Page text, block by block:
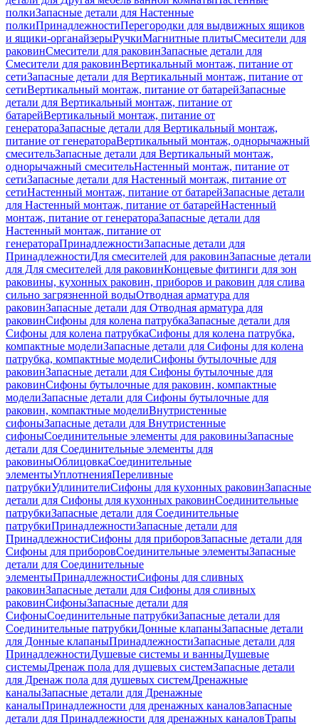
полкиЗапасные детали для Настенные
полкиПринадлежностиПерегородки для выдвижных ящиков
и ящики-органайзерыРучкиМагнитные плитыСмесители для
раковинСмесители для раковинЗапасные детали для
Смесители для раковинВертикальный монтаж, питание от
сетиЗапасные детали для Вертикальный монтаж, питание от
сетиВертикальный монтаж, питание от батарейЗапасные
детали для Вертикальный монтаж, питание от
батарейВертикальный монтаж, питание от
генератораЗапасные детали для Вертикальный монтаж,
питание от генератораВертикальный монтаж, однорычажный
смесительЗапасные детали для Вертикальный монтаж,
однорычажный смесительНастенный монтаж, питание от
сетиЗапасные детали для Настенный монтаж, питание от
сетиНастенный монтаж, питание от батарейЗапасные детали
для Настенный монтаж, питание от батарейНастенный
монтаж, питание от генератораЗапасные детали для
Настенный монтаж, питание от
генератораПринадлежностиЗапасные детали для
ПринадлежностиДля смесителей для раковинЗапасные детали
для Для смесителей для раковинКонцевые фитинги для зон
раковины, кухонных раковин, приборов и раковин для слива
сильно загрязненной водыОтводная арматура для
раковинЗапасные детали для Отводная арматура для
раковинСифоны для колена патрубкаЗапасные детали для
Сифоны для колена патрубкаСифоны для колена патрубка,
компактные моделиЗапасные детали для Сифоны для колена
патрубка, компактные моделиСифоны бутылочные для
раковинЗапасные детали для Сифоны бутылочные для
раковинСифоны бутылочные для раковин, компактные
моделиЗапасные детали для Сифоны бутылочные для
раковин, компактные моделиВнутристенные
сифоныЗапасные детали для Внутристенные
сифоныСоединительные элементы для раковиныЗапасные
детали для Соединительные элементы для
раковиныОблицовкаСоединительные
элементыУплотненияПереливные
патрубкиУдлинителиСифоны для кухонных раковинЗапасные
детали для Сифоны для кухонных раковинСоединительные
патрубкиЗапасные детали для Соединительные
патрубкиПринадлежностиЗапасные детали для
ПринадлежностиСифоны для приборовЗапасные детали для
Сифоны для приборовСоединительные элементыЗапасные
детали для Соединительные
элементыПринадлежностиСифоны для сливных
раковинЗапасные детали для Сифоны для сливных
раковинСифоныЗапасные детали для
СифоныСоединительные патрубкиЗапасные детали для
Соединительные патрубкиДонные клапаныЗапасные детали
для Донные клапаныПринадлежностиЗапасные детали для
ПринадлежностиДушевые системы и ванныДушевые
системыДренаж пола для душевых системЗапасные детали
для Дренаж пола для душевых системДренажные
каналыЗапасные детали для Дренажные
каналыПринадлежности для дренажных каналовЗапасные
детали для Принадлежности для дренажных каналовТрапы